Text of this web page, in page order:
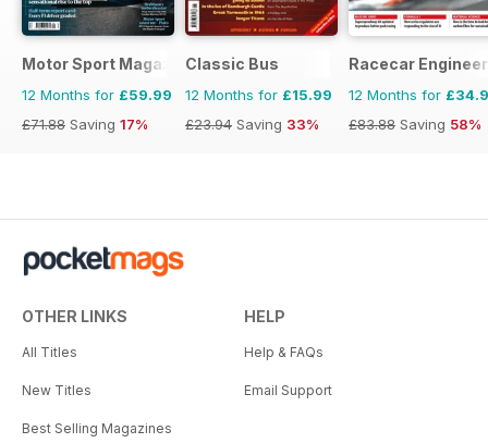
Motor Sport Magazine
12 Months for £59.99
£71.88 Saving 17%
Classic Bus
12 Months for £15.99
£23.94 Saving 33%
Racecar
12 Months for
£83.88 Saving 58%
OTHER LINKS
All Titles
New Titles
Best Selling Magazines
HELP
Help & FAQs
Email Support